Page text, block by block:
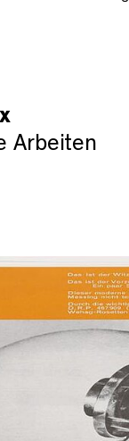
Arbeiten